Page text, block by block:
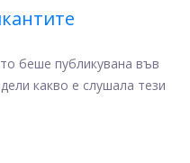
беше публикувана във
какво е слушала тези